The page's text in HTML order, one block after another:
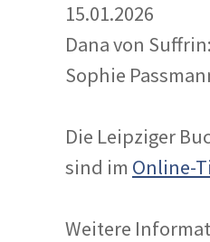
15.01.2026
Dana von
Sophie
Die Leipziger
sind im Online-
Weitere